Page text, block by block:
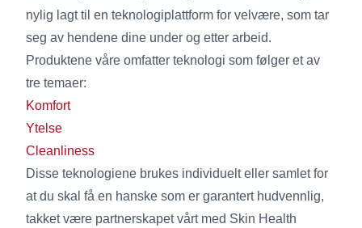
nylig lagt til en teknologiplattform for velvære, som tar
seg av hendene dine under og etter arbeid.
Produktene våre omfatter teknologi som følger et av
tre temaer:
Komfort
Ytelse
Cleanliness
Disse teknologiene brukes individuelt eller samlet for
at du skal få en hanske som er garantert hudvennlig,
takket være partnerskapet vårt med Skin Health